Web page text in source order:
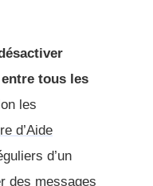
tous les
les
d’Aide
d’un
des messages